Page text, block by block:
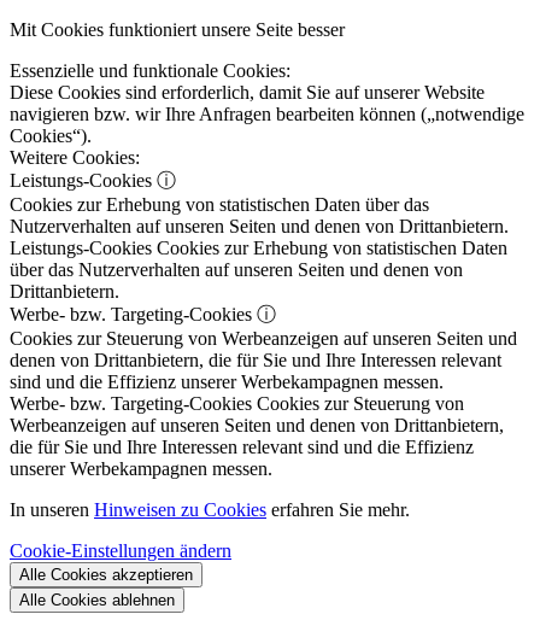
Mit Cookies funktioniert unsere Seite besser
Essenzielle und funktionale Cookies:
Diese Cookies sind erforderlich, damit Sie auf unserer Website
navigieren bzw. wir Ihre Anfragen bearbeiten können („notwendige
Cookies“).
Weitere Cookies:
Leistungs-Cookies ⓘ
Cookies zur Erhebung von statistischen Daten über das
Nutzerverhalten auf unseren Seiten und denen von Drittanbietern.
Leistungs-Cookies Cookies zur Erhebung von statistischen Daten
über das Nutzerverhalten auf unseren Seiten und denen von
Drittanbietern.
Werbe- bzw. Targeting-Cookies ⓘ
Cookies zur Steuerung von Werbeanzeigen auf unseren Seiten und
denen von Drittanbietern, die für Sie und Ihre Interessen relevant
sind und die Effizienz unserer Werbekampagnen messen.
Werbe- bzw. Targeting-Cookies Cookies zur Steuerung von
Werbeanzeigen auf unseren Seiten und denen von Drittanbietern,
die für Sie und Ihre Interessen relevant sind und die Effizienz
unserer Werbekampagnen messen.
In unseren Hinweisen zu Cookies erfahren Sie mehr.
Cookie-Einstellungen ändern
Alle Cookies akzeptieren
Alle Cookies ablehnen